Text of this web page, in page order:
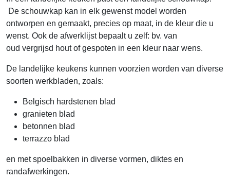
De schouwkap kan in elk gewenst model worden
ontworpen en gemaakt, precies op maat, in de kleur die u
wenst. Ook de afwerklijst bepaalt u zelf: bv. van
oud vergrijsd hout of gespoten in een kleur naar wens.
De landelijke keukens kunnen voorzien worden van diverse
soorten werkbladen, zoals:
Belgisch hardstenen blad
granieten blad
betonnen blad
terrazzo blad
en met spoelbakken in diverse vormen, diktes en
randafwerkingen.